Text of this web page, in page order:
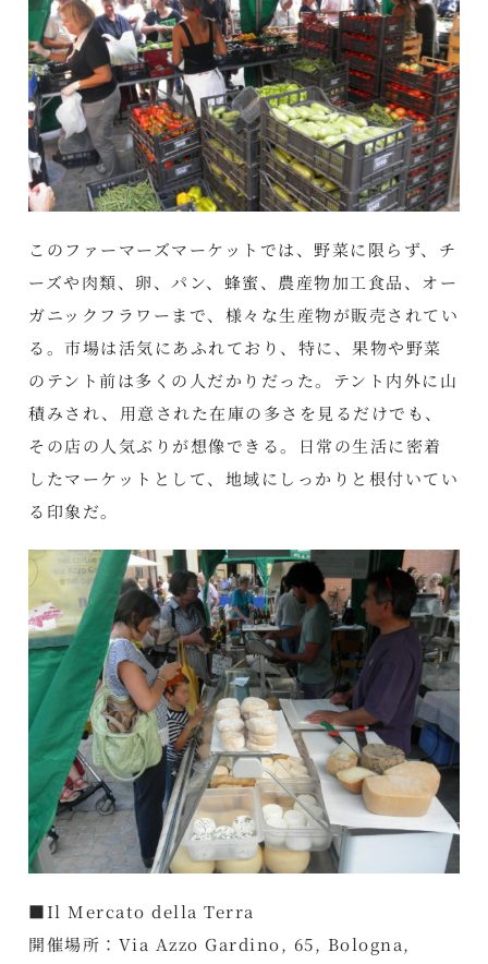
このファーマーズマーケットでは、野菜に限らず、チ
ーズや肉類、卵、パン、蜂蜜、農産物加工食品、オー
ガニックフラワーまで、様々な生産物が販売されてい
る。市場は活気にあふれており、特に、果物や野菜
のテント前は多くの人だかりだった。テント内外に山
積みされ、用意された在庫の多さを見るだけでも、
その店の人気ぶりが想像できる。日常の生活に密着
したマーケットとして、地域にしっかりと根付いてい
る印象だ。
■Il Mercato della Terra
開催場所：Via Azzo Gardino, 65, Bologna,